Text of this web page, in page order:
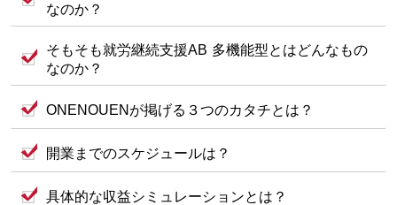
なのか？
そもそも就労継続支援AB 多機能型とはどんなもの
なのか？
ONENOUENが掲げる３つのカタチとは？
開業までのスケジュールは？
具体的な収益シミュレーションとは？